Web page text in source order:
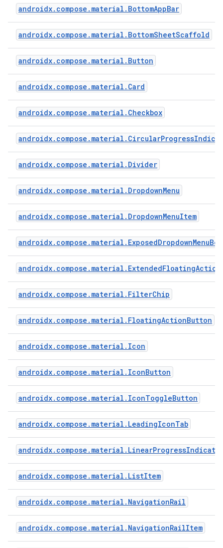
androidx.compose.material.BottomAppBar
androidx.compose.material.BottomSheetScaffold
androidx.compose.material.Button
androidx.compose.material.Card
androidx.compose.material.Checkbox
androidx.compose.material.Divider
androidx.compose.material.DropdownMenu
androidx.compose.material.DropdownMenuItem
androidx.compose.material.ExposedDropdownMenuBox
androidx.compose.material.FilterChip
androidx.compose.material.FloatingActionButton
androidx.compose.material.Icon
androidx.compose.material.IconButton
androidx.compose.material.IconToggleButton
androidx.compose.material.LeadingIconTab
androidx.compose.material.ListItem
androidx.compose.material.NavigationRail
androidx.compose.material.NavigationRailItem